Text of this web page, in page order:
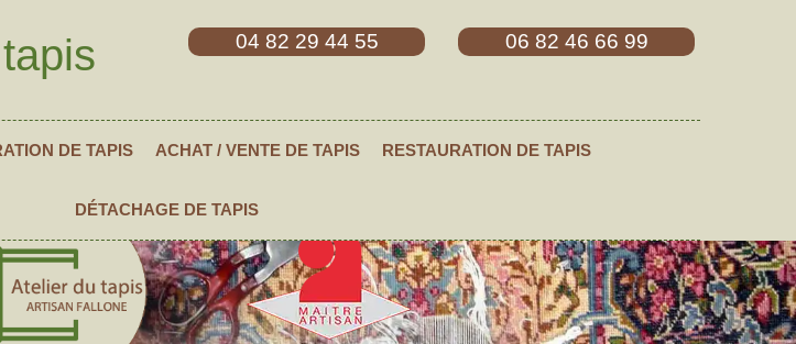
04 82 29 44 55 06 82 46 66 99
DE TAPIS ACHAT / VENTE DE TAPIS RESTAURATION DE TAPIS
DÉTACHAGE DE TAPIS